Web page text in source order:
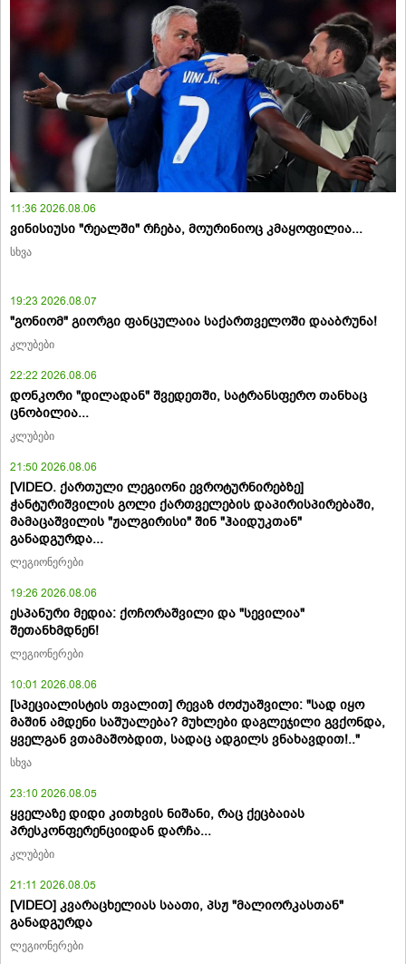
11:36 2026.08.06
ვინისიუსი "რეალში" რჩება, მოურინიოც კმაყოფილია...
სხვა
19:23 2026.08.07
"გონიომ" გიორგი ფანცულაია საქართველოში დააბრუნა!
კლუბები
22:22 2026.08.06
დონკორი "დილადან" შვედეთში, სატრანსფერო თანხაც
ცნობილია...
კლუბები
21:50 2026.08.06
[VIDEO. ქართული ლეგიონი ევროტურნირებზე]
ჭანტურიშვილის გოლი ქართველების დაპირისპირებაში,
მამაცაშვილის "ჟალგირისი" შინ "ჰაიდუკთან"
განადგურდა...
ლეგიონერები
19:26 2026.08.06
ესპანური მედია: ქოჩორაშვილი და "სევილია"
შეთანხმდნენ!
ლეგიონერები
10:01 2026.08.06
[სპეციალისტის თვალით] რევაზ ძოძუაშვილი: "სად იყო
მაშინ ამდენი საშუალება? მუხლები დაგლეჯილი გვქონდა,
ყველგან ვთამაშობდით, სადაც ადგილს ვნახავდით!.."
სხვა
23:10 2026.08.05
ყველაზე დიდი კითხვის ნიშანი, რაც ქეცბაიას
პრესკონფერენციიდან დარჩა...
კლუბები
21:11 2026.08.05
[VIDEO] კვარაცხელიას საათი, პსჟ "მალიორკასთან"
განადგურდა
ლეგიონერები